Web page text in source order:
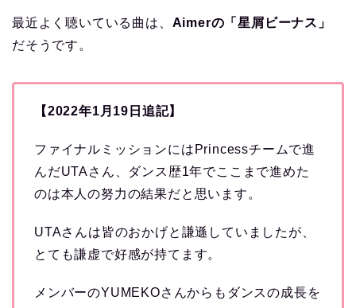
最近よく聴いている曲は、 Aimerの「星屑ビーナス」
だそうです。
【2022年1月19日追記】
ファイナルミッションにはPrincessチームで進
んだUTAさん、ダンス歴1年でここまで進めた
のは本人の努力の結果だと思います。
UTAさんは皆のおかげと謙遜していましたが、
とても謙虚で好感が持てます。
メンバーのYUMEKOさんからもダンスの成長を